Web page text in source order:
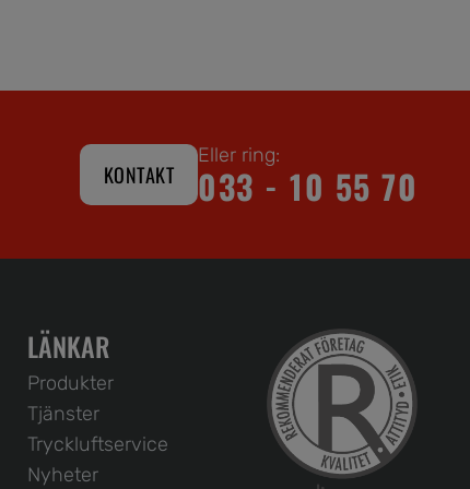
KONTAKT
Eller ring:
033 - 10 55 70
LÄNKAR
Produkter
Tjänster
Tryckluftservice
Nyheter